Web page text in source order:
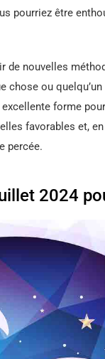
pourriez être
de nouvelles
ou
forme
favorables et,
percée.
2024